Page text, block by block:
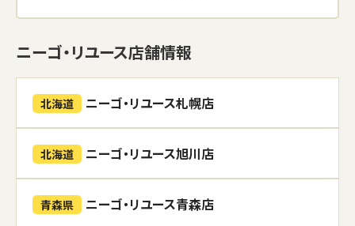
ニーゴ・リユース店舗情報
北海道 ニーゴ・リユース札幌店
北海道 ニーゴ・リユース旭川店
青森県 ニーゴ・リユース青森店